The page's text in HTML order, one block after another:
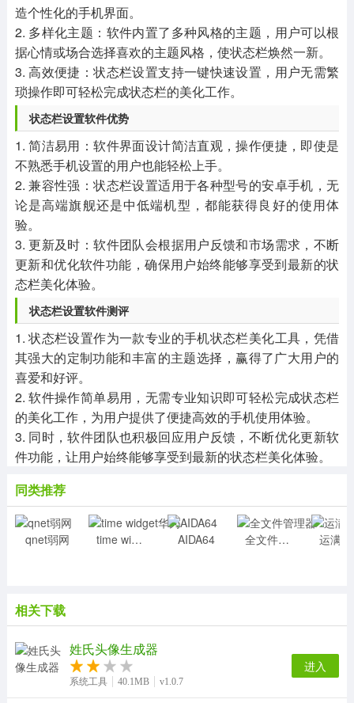
造个性化的手机界面。
2. 多样化主题：软件内置了多种风格的主题，用户可以根
据心情或场合选择喜欢的主题风格，使状态栏焕然一新。
3. 高效便捷：状态栏设置支持一键快速设置，用户无需繁
琐操作即可轻松完成状态栏的美化工作。
状态栏设置软件优势
1. 简洁易用：软件界面设计简洁直观，操作便捷，即使是
不熟悉手机设置的用户也能轻松上手。
2. 兼容性强：状态栏设置适用于各种型号的安卓手机，无
论是高端旗舰还是中低端机型，都能获得良好的使用体
验。
3. 更新及时：软件团队会根据用户反馈和市场需求，不断
更新和优化软件功能，确保用户始终能够享受到最新的状
态栏美化体验。
状态栏设置软件测评
1. 状态栏设置作为一款专业的手机状态栏美化工具，凭借
其强大的定制功能和丰富的主题选择，赢得了广大用户的
喜爱和好评。
2. 软件操作简单易用，无需专业知识即可轻松完成状态栏
的美化工作，为用户提供了便捷高效的手机使用体验。
3. 同时，软件团队也积极回应用户反馈，不断优化更新软
件功能，让用户始终能够享受到最新的状态栏美化体验。
同类推荐
qnet弱网 time widget华为 AIDA64 全文件管理器
相关下载
姓氏头像生成器
系统工具 40.1MB v1.0.7
进入